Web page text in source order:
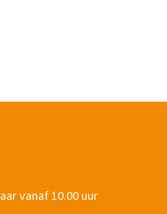
vanaf 10.00 uur